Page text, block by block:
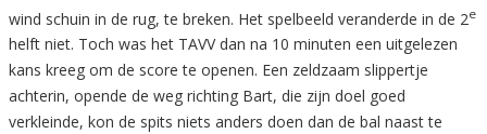
wind schuin in de rug, te breken. Het spelbeeld veranderde in de 2e
helft niet. Toch was het TAVV dan na 10 minuten een uitgelezen
kans kreeg om de score te openen. Een zeldzaam slippertje
achterin, opende de weg richting Bart, die zijn doel goed
verkleinde, kon de spits niets anders doen dan de bal naast te